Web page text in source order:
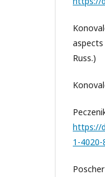
aspects
Russ.)
https://
1-4020-